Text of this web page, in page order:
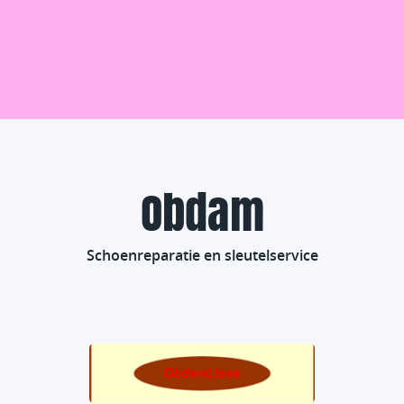
Obdam
Schoenreparatie en sleutelservice